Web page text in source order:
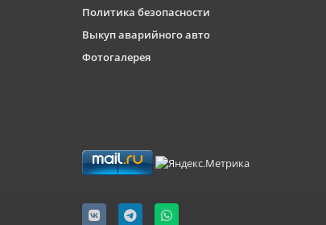
Политика безопасности
Выкуп аварийного авто
Фотогалерея